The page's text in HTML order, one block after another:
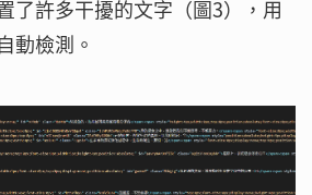
了許多干擾的文字（圖3），用
動檢測。